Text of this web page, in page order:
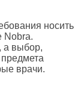
носить
Nobra.
а выбор,
врачи.